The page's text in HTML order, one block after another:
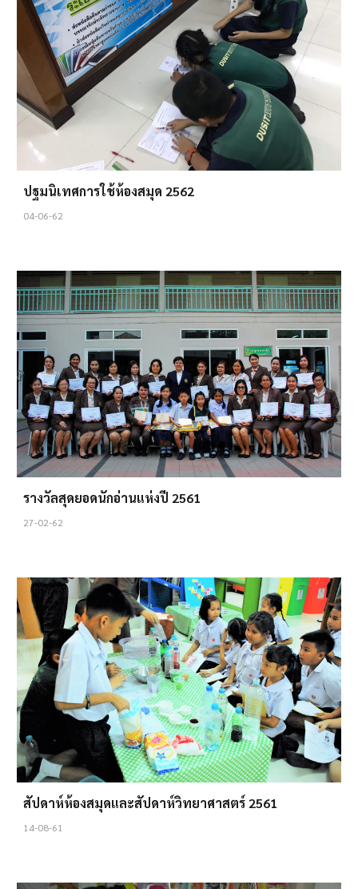
ปฐมนิเทศการใช้ห้องสมุด 2562
04-06-62
รางวัลสุดยอดนักอ่านแห่งปี 2561
27-02-62
สัปดาห์ห้องสมุดและสัปดาห์วิทยาศาสตร์ 2561
14-08-61